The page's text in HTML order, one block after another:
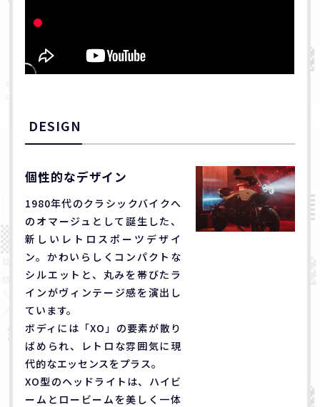
DESIGN
個性的なデザイン
1980年代のクラシックバイクへ
のオマージュとして誕生した、
新しいレトロスポーツデザイ
ン。かわいらしくコンパクトな
シルエットと、丸みを帯びたラ
インがヴィンテージ感を演出し
ています。
ボディには「XO」の要素が散り
ばめられ、レトロな雰囲気に現
代的なエッセンスをプラス。
XO型のヘッドライトは、ハイビ
ームとロービームを美しく一体